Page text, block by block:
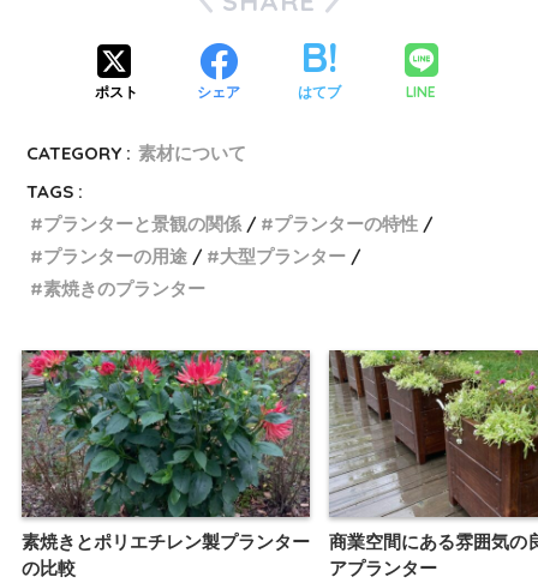
ポスト シェア はてブ LINE
CATEGORY : 素材について
TAGS :
プランターと景観の関係
プランターの特性
プランターの用途
大型プランター
素焼きのプランター
素焼きとポリエチレン製プランター
の比較
商業空間にある雰囲気の
アプランター